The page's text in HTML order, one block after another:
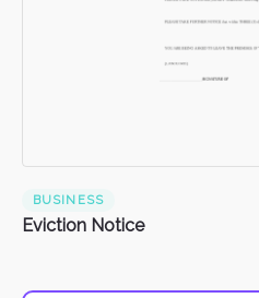
BUSINESS
Eviction Notice